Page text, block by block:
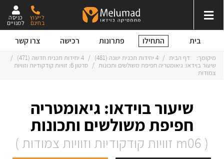
כניסה
למנויים
לייעוץ
בחינם
בית התחילו פתרונות רכישה צרו קשר
שיעור בוידאו: גיאומטריה
חפיפת משולשים ותכונות
( m06 זוויות קודקודיות וזוויות צמודות )
מיקומך: דף הבית / 4 יחידות תכנית ישנה ( 481
)
/ 4 יחידות תכנית חדשה ( 471
)
/
שיעור בוידאו: גיאומטריה חפיפת משולשים ותכונות /
סרטון 6: זוויות קודקודיות וזוויות
צמודות